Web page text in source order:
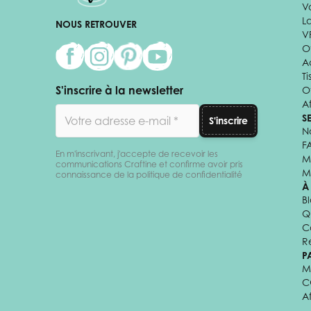
NOUS RETROUVER
S'inscrire à la newsletter
S'inscrire
En m'inscrivant, j'accepte de recevoir les
communications Craftine et confirme avoir pris
connaissance de la politique de confidentialité
À